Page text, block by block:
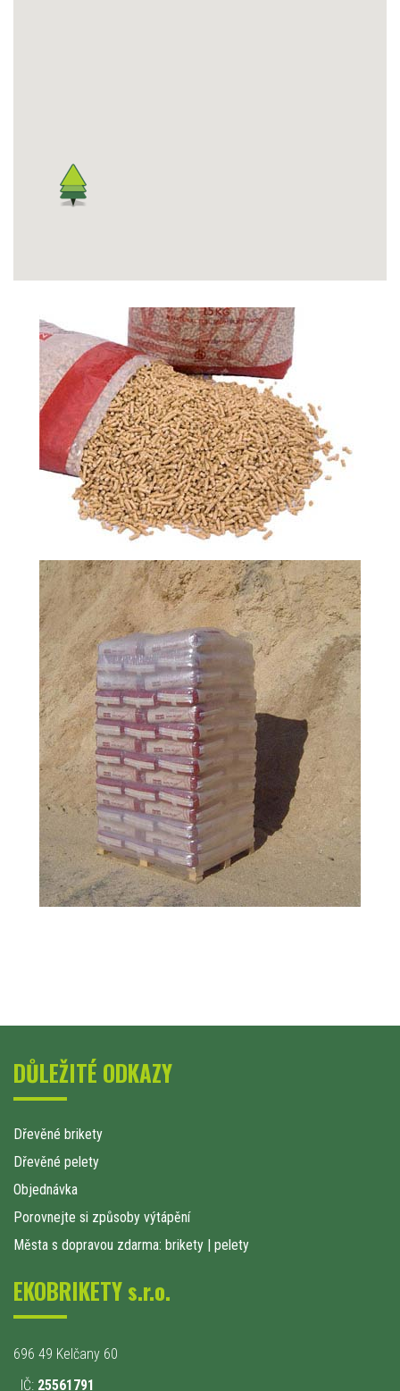
DŮLEŽITÉ ODKAZY
Dřevěné brikety
Dřevěné pelety
Objednávka
Porovnejte si způsoby výtápění
Města s dopravou zdarma: brikety | pelety
EKOBRIKETY s.r.o.
696 49 Kelčany 60
IČ: 25561791